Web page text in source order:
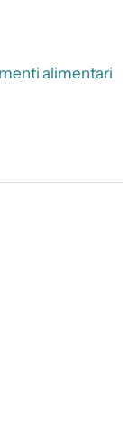
alimentari